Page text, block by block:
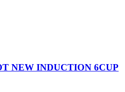
NEW INDUCTION 6CUP